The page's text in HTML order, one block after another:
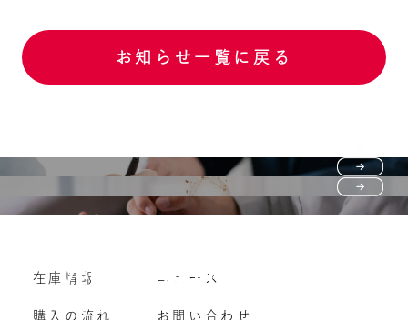
お知らせ一覧に戻る
購入の流れ
よくいただくご質問
Vehicle purchase
車両買い取り
在庫情報
購入の流れ
ニュース
お問い合わせ